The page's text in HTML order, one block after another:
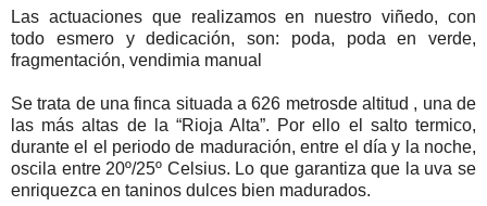
Las actuaciones que realizamos en nuestro viñedo, con
todo esmero y dedicación, son: poda, poda en verde,
fragmentación, vendimia manual
Se trata de una finca situada a 626 metrosde altitud , una de
las más altas de la “Rioja Alta”. Por ello el salto termico,
durante el el periodo de maduración, entre el día y la noche,
oscila entre 20º/25º Celsius. Lo que garantiza que la uva se
enriquezca en taninos dulces bien madurados.